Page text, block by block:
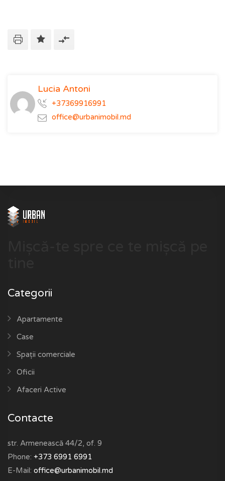
Lucia Antoni
+37369916991
office@urbanimobil.md
Categorii
Apartamente
Case
Spații comerciale
Oficii
Afaceri Active
Contacte
str. Armenească 44/2, of. 9
Phone: +373 6991 6991
E-Mail: office@urbanimobil.md